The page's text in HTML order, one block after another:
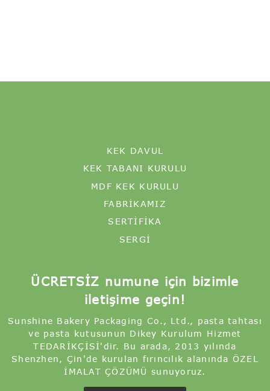
KEK DAVUL
KEK TABANI KURULU
MDF KEK KURULU
FABRIKAMIZ
SERTIFIKA
SERGI
ÜCRETSİZ numune için bizimle
iletişime geçin!
Sunshine Bakery Packaging Co., Ltd., pasta tahtası
ve pasta kutusunun Dikey Kurulum Hizmet
TEDARİKÇİSİ'dir. Bu arada, 2013 yılında
Shenzhen, Çin'de kurulan fırıncılık alanında ÖZEL
İMALAT ÇÖZÜMÜ sunuyoruz.